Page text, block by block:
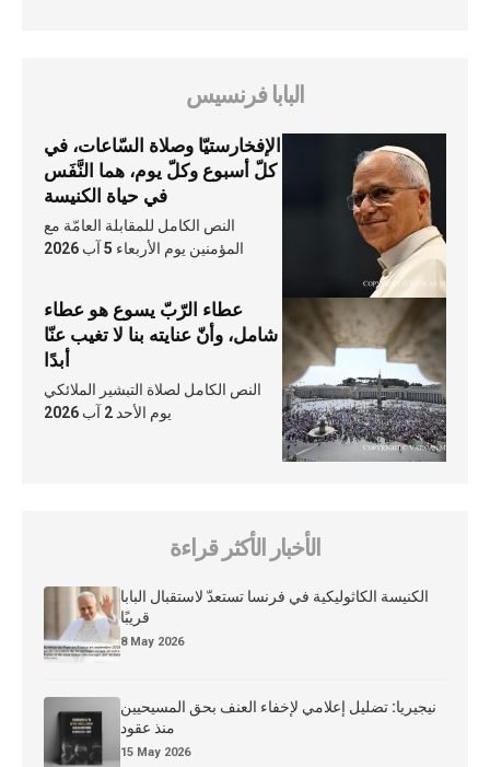
البابا فرنسيس
الإفخارستيّا وصلاة السّاعات، في
كلّ أسبوع وكلّ يوم، هما النَّفَس
في حياة الكنيسة
النص الكامل للمقابلة العامّة مع
المؤمنين يوم الأربعاء 5 آب 2026
عطاء الرّبّ يسوع هو عطاء
شامل، وأنّ عنايته بنا لا تغيب عنّا
أبدًا
النص الكامل لصلاة التبشير الملائكي
يوم الأحد 2 آب 2026
الأخبار الأكثر قراءة
الكنيسة الكاثوليكية في فرنسا تستعدّ لاستقبال البابا
قريبًا
8 May 2026
نيجيريا: تضليل إعلامي لإخفاء العنف بحق المسيحيين
منذ عقود
15 May 2026